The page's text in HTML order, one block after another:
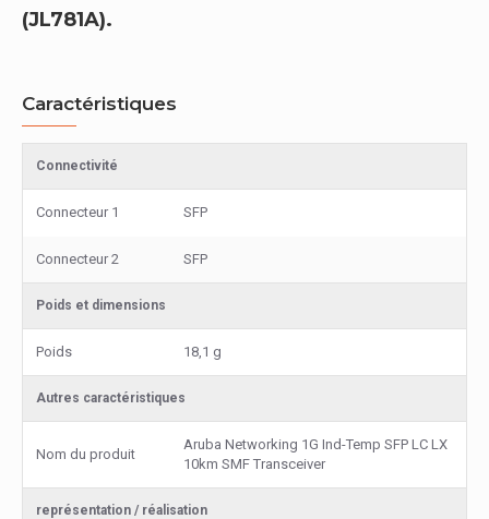
(JL781A).
Caractéristiques
Connectivité
Connecteur 1 SFP
Connecteur 2 SFP
Poids et dimensions
Poids 18,1 g
Autres caractéristiques
Nom du produit
Aruba Networking 1G Ind-Temp SFP LC LX
10km SMF Transceiver
représentation / réalisation